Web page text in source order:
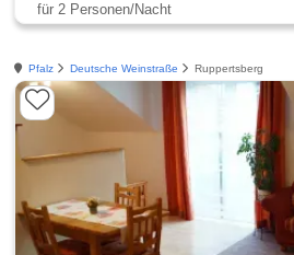
für 2 Personen/Nacht
Pfalz Deutsche Weinstraße Ruppertsberg